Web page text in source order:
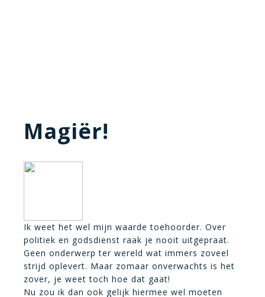
Magiër!
Ik weet het wel mijn waarde toehoorder. Over
politiek en godsdienst raak je nooit uitgepraat.
Geen onderwerp ter wereld wat immers zoveel
strijd oplevert. Maar zomaar onverwachts is het
zover, je weet toch hoe dat gaat!
Nu zou ik dan ook gelijk hiermee wel moeten